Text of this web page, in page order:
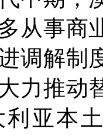
从事商
调解制
力推动
亚本